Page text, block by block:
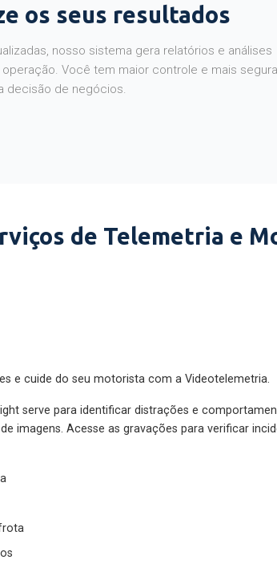
os seus resultados
nosso sistema gera relatórios e análises
Você tem maior controle e mais
decisão de negócios.
de Telemetria e
e cuide do seu motorista com a Videotelemetria.
serve para identificar distrações e
imagens. Acesse as gravações para verificar